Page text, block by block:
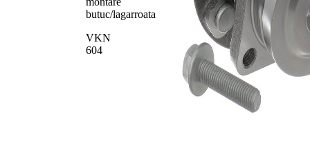
butuc/lagarroata
VKN
604